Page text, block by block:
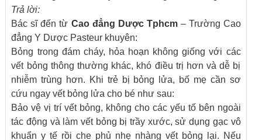
Trả lời:
Bác sĩ đến từ Cao đẳng Dược Tphcm– Trường Cao
đẳng Y Dược Pasteur khuyên:
Bỏng trong đám cháy, hỏa hoạn không giống với các
vết bỏng thông thường khác, khó điều trị hơn và dễ bị
nhiễm trùng hơn. Khi trẻ bị bỏng lửa, bố mẹ cần sơ
cứu ngay vết bỏng lửa cho bé như sau:
Bảo vệ vị trí vết bỏng, không cho các yếu tố bên ngoài
tác động và làm vết bỏng bị trầy xước, sử dụng gạc vô
khuẩn y tế rồi che phủ nhẹ nhàng vết bỏng lại. Nếu